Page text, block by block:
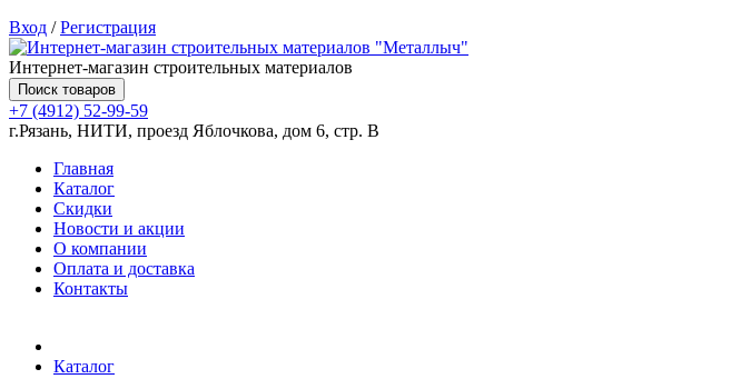
Вход /Регистрация
Интернет-магазин строительных материалов
Поиск товаров
+7 (4912) 52-99-59
г.Рязань, НИТИ, проезд Яблочкова, дом 6, стр. В
Главная
Каталог
Скидки
Новости и акции
О компании
Оплата и доставка
Контакты
Каталог